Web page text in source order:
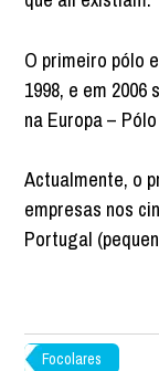
O primeiro pólo
1998, e em
na Europa –
Actualmente, o
empresas nos
Portugal
Focolares